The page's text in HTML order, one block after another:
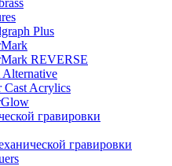
Plus
REVERSE
Cast Acrylics
гравировки
гравировки